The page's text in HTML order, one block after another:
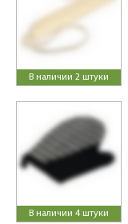
В наличии 2 штуки
В наличии 4 штуки